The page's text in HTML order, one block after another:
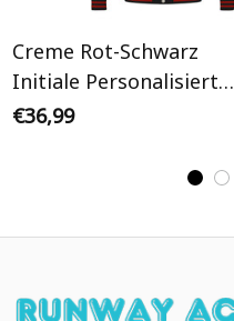
Creme Rot-Schwarz
Initiale Personalisiertes
Varsity College Jacke
€36,99